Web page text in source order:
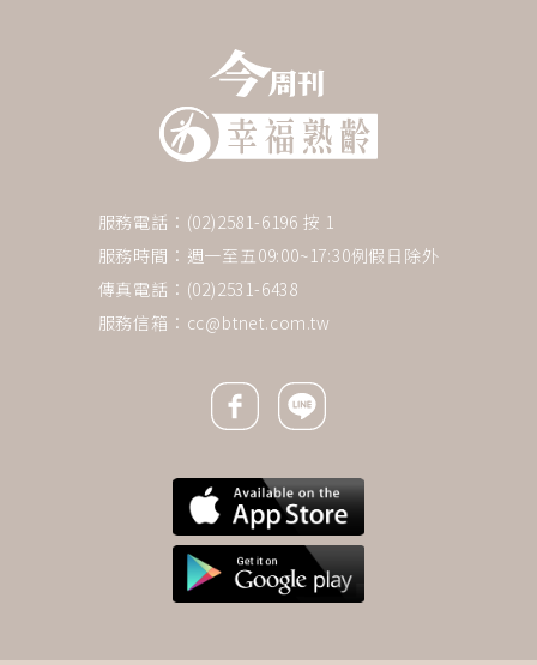
服務電話：(02)2581-6196 按 1
服務時間：週一至五09:00~17:30例假日除外
傳真電話：(02)2531-6438
服務信箱： cc@btnet.com.tw
Facebook icon
Line icon